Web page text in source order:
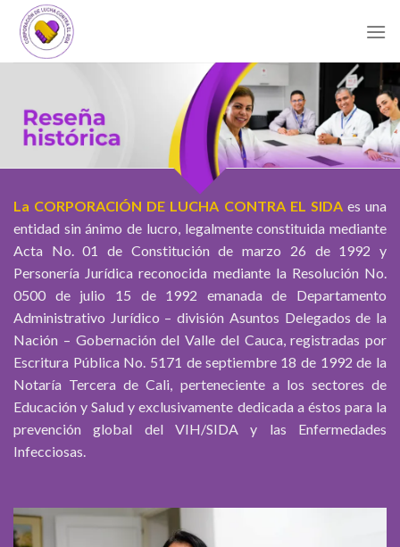
Skip
content
La CORPORACIÓN DE LUCHA CONTRA EL SIDAes una
entidad sin ánimo de lucro, legalmente constituida mediante
Acta No. 01 de Constitución de marzo 26 de 1992 y
Personería Jurídica reconocida mediante la Resolución No.
0500 de julio 15 de 1992 emanada de Departamento
Administrativo Jurídico – división Asuntos Delegados de la
Nación – Gobernación del Valle del Cauca, registradas por
Escritura Pública No. 5171 de septiembre 18 de 1992 de la
Notaría Tercera de Cali, perteneciente a los sectores de
Educación y Salud y exclusivamente dedicada a éstos para la
prevención global del VIH/SIDA y las Enfermedades
Infecciosas.